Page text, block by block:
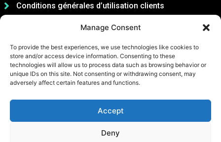
Manage Consent
To provide the best experiences, we use technologies like cookies to
store and/or access device information. Consenting to these
technologies will allow us to process data such as browsing behavior or
unique IDs on this site. Not consenting or withdrawing consent, may
adversely affect certain features and functions.
Accept
Deny
Conditions générales d’utilisation clients
Charte de la communauté
Politique de confidentialité